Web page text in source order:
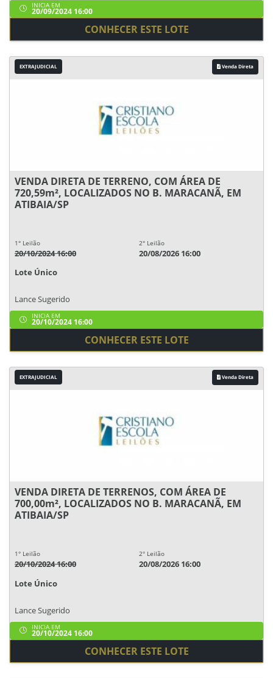
INICIA EM
20/09/2024 16:00
CONHECER ESTE LOTE
EXTRAJUDICIAL Venda Direta
VENDA DIRETA DE TERRENO, COM ÁREA DE
720,59m², LOCALIZADOS NO B. MARACANÃ, EM
ATIBAIA/SP
1° Leilão
20/10/2024 16:00
2° Leilão
20/08/2026 16:00
Lote Único
Lance Sugerido
INICIA EM
20/10/2024 16:00
CONHECER ESTE LOTE
EXTRAJUDICIAL Venda Direta
VENDA DIRETA DE TERRENOS, COM ÁREA DE
700,00m², LOCALIZADOS NO B. MARACANÃ, EM
ATIBAIA/SP
1° Leilão
20/10/2024 16:00
2° Leilão
20/08/2026 16:00
Lote Único
Lance Sugerido
INICIA EM
20/10/2024 16:00
CONHECER ESTE LOTE